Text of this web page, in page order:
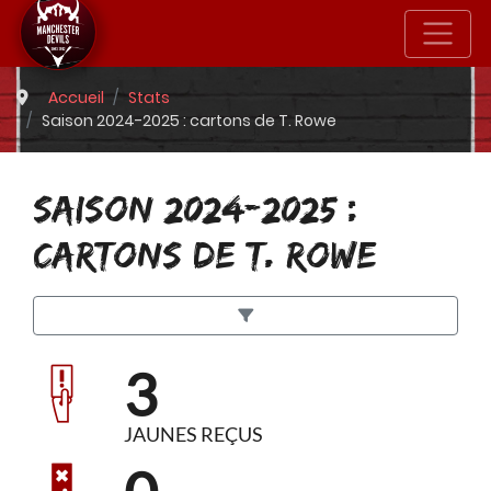
Accueil
Stats
Saison 2024-2025 : cartons de T. Rowe
SAISON 2024-2025 :
CARTONS DE T. ROWE
3
JAUNES REÇUS